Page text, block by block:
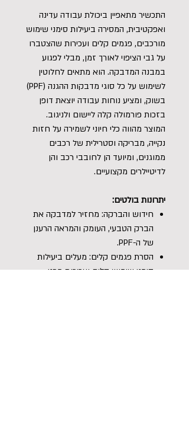
התכשיר מתאפיין ביכולת עבודה עדינה
ואפקטיבית, המסירה ביעילות סימני שימוש
מורכבים, פגמים קלים ועכירות שהצטברו
על גבי הציפוי לאורך זמן, מבלי לפגוע
במבנה המדבקה. הוא מתאים לחלוטין
לשימוש על כל סוגי מדבקות ההגנה (PPF)
בשוק, ומציע נוחות עבודה יוצאת דופן
בזכות פורמולה קלה ליישום ולניגוב.
המוצר מהווה כלי חיוני לשמירה על חזות
נקייה, מבריקה וסטרילית של רכבים
ממוגנים, ומיועד הן לחובבי רכב והן
לדיטיילרים מקצועיים.
יתרונות בולטים:
חידוש והברקה: מחזיר למדבקה את
הברק הטבעי, העומק והמראה הרענן
של ה-PPF.
הסרת פגמים קלים: מעלים ביעילות
סימני שימוש קלים ועכירות מפני